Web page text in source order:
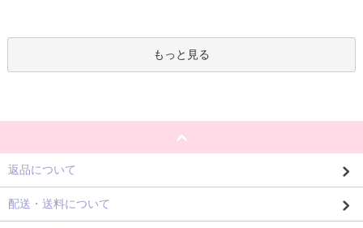
もっと見る
返品について
配送・送料について